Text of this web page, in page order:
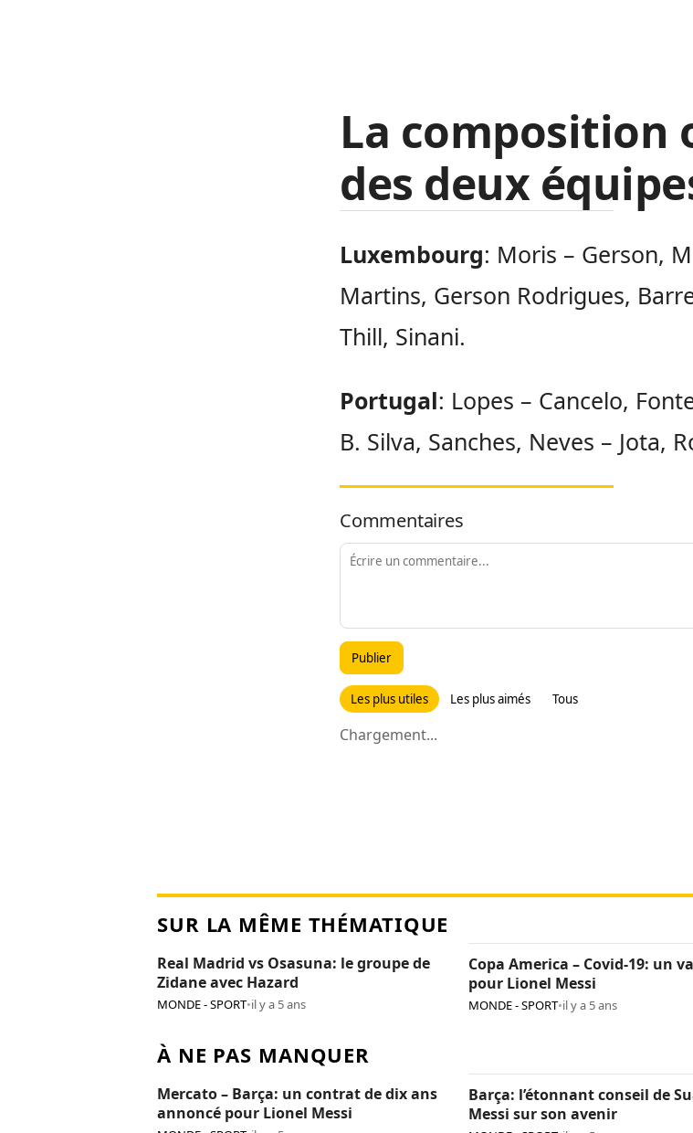
La composition
des deux
Luxembourg: Moris – Gerson,
Martins, Gerson Rodrigues,
Thill, Sinani.
Portugal: Lopes – Cancelo,
B. Silva, Sanches, Neves – Jota,
Commentaires
Publier
Les plus utiles Les plus aimés Tous
Chargement...
SUR LA MÊME THÉMATIQUE
Real Madrid vs Osasuna: le groupe de
Zidane avec Hazard
MONDE - SPORT•il y a 5 ans
Copa America – Covid-19: un
pour Lionel Messi
MONDE - SPORT•il y a 5 ans
À NE PAS MANQUER
Mercato – Barça: un contrat de dix ans
annoncé pour Lionel Messi
Barça: l’étonnant conseil de
Messi sur son avenir